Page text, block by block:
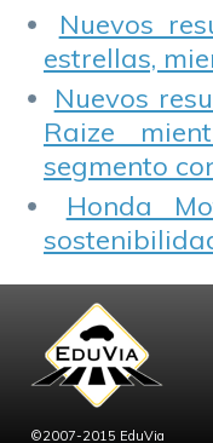
Nuevos
estrellas,
Nuevos
Raize
segmento
Honda
©2007-2015 EduVia